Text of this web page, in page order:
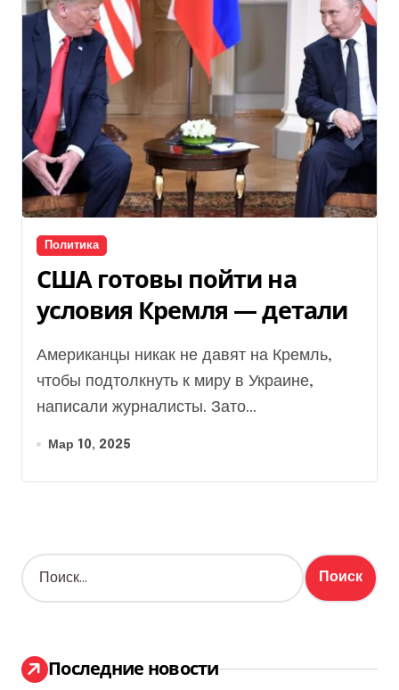
Политика
США готовы пойти на
условия Кремля — детали
Американцы никак не давят на Кремль,
чтобы подтолкнуть к миру в Украине,
написали журналисты. Зато...
Мар 10, 2025
Н
а
:
Последние новости